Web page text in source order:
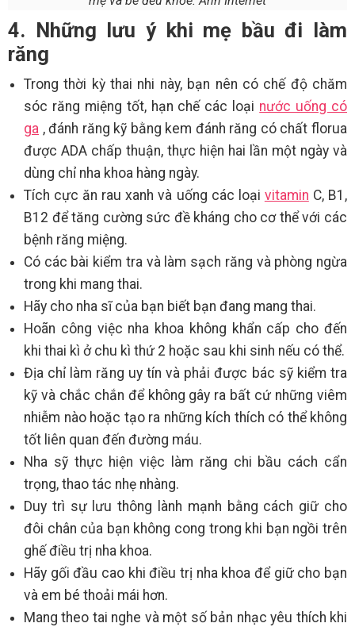
4. Những lưu ý khi mẹ bầu đi làm
răng
Trong thời kỳ thai nhi này, bạn nên có chế độ chăm
sóc răng miệng tốt, hạn chế các loại nước uống có
ga , đánh răng kỹ bằng kem đánh răng có chất florua
được ADA chấp thuận, thực hiện hai lần một ngày và
dùng chỉ nha khoa hàng ngày.
Tích cực ăn rau xanh và uống các loại vitamin C, B1,
B12 để tăng cường sức đề kháng cho cơ thể với các
bệnh răng miệng.
Có các bài kiểm tra và làm sạch răng và phòng ngừa
trong khi mang thai.
Hãy cho nha sĩ của bạn biết bạn đang mang thai.
Hoãn công việc nha khoa không khẩn cấp cho đến
khi thai kì ở chu kì thứ 2 hoặc sau khi sinh nếu có thể.
Địa chỉ làm răng uy tín và phải được bác sỹ kiểm tra
kỹ và chắc chắn để không gây ra bất cứ những viêm
nhiễm nào hoặc tạo ra những kích thích có thể không
tốt liên quan đến đường máu.
Nha sỹ thực hiện việc làm răng chi bầu cách cẩn
trọng, thao tác nhẹ nhàng.
Duy trì sự lưu thông lành mạnh bằng cách giữ cho
đôi chân của bạn không cong trong khi bạn ngồi trên
ghế điều trị nha khoa.
Hãy gối đầu cao khi điều trị nha khoa để giữ cho bạn
và em bé thoải mái hơn.
Mang theo tai nghe và một số bản nhạc yêu thích khi